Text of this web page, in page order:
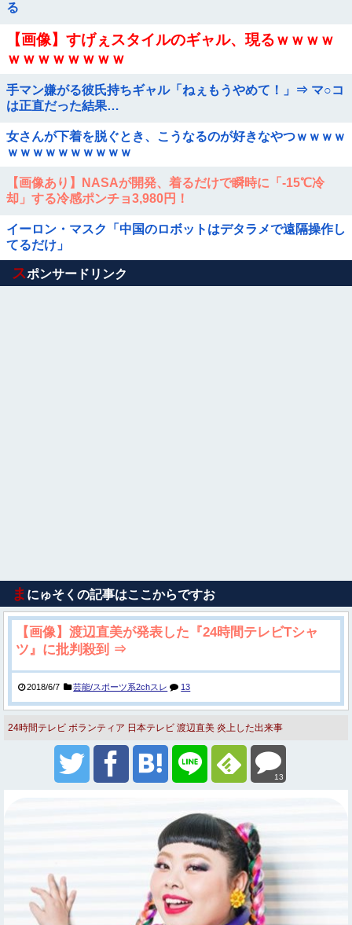
る
【画像】すげぇスタイルのギャル、現るｗｗｗｗ
ｗｗｗｗｗｗｗｗ
手マン嫌がる彼氏持ちギャル「ねぇもうやめて！」⇒ マ○コ
は正直だった結果…
女さんが下着を脱ぐとき、こうなるのが好きなやつｗｗｗｗ
ｗｗｗｗｗｗｗｗｗｗ
【画像あり】NASAが開発、着るだけで瞬時に「-15℃冷
却」する冷感ポンチョ3,980円！
イーロン・マスク「中国のロボットはデタラメで遠隔操作し
てるだけ」
Powered by livedoor 相互RSS
スポンサードリンク
ま にゅそくの記事はここからですお
【画像】渡辺直美が発表した『24時間テレビTシャ
ツ』に批判殺到 ⇒
2018/6/7 芸能/スポーツ系2chスレ 13
24時間テレビ ボランティア 日本テレビ 渡辺直美 炎上した出来事
13